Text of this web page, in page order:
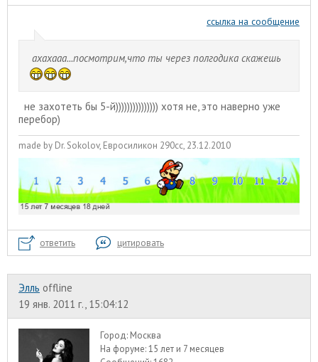
ссылка на сообщение
ахахааа...посмотрим,что ты через полгодика скажешь
не захотеть бы 5-й))))))))))))))) хотя не, это наверно уже
перебор)
made by Dr. Sokolov, Евросиликон 290сс, 23.12.2010
ответить цитировать
Элль offline
19 янв. 2011 г., 15:04:12
Город: Москва
На форуме:15 лет и 7 месяцев